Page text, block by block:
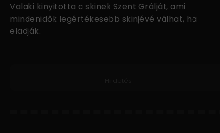
Valaki kinyitotta a skinek Szent Grálját, ami
mindenidők legértékesebb skinjévé válhat, ha
eladják.